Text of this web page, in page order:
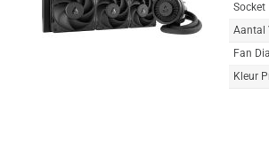
Socket
Aantal
Fan
Kleur